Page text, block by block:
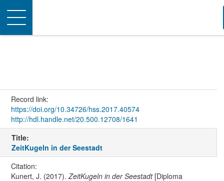
Toggle
navigation
Record link:
https://doi.org/10.34726/hss.2017.40574
http://hdl.handle.net/20.500.12708/1641
Title:
ZeitKugeln in der Seestadt
Citation:
Kunert, J. (2017).ZeitKugeln in der Seestadt[Diploma